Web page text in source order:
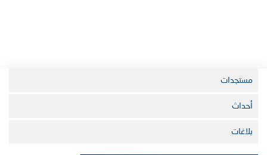
مستجدات
أحداث
بلاغات